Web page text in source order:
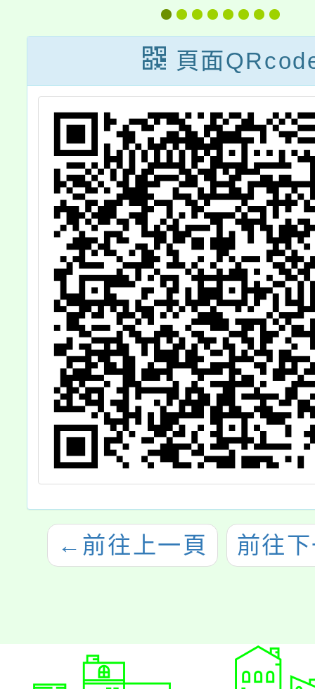
育講座」，歡迎
本校教職員工、
家長及社區人士
參加，詳如說
明，請查照。
學媒
教師
頁面
← 前往上一頁 前往